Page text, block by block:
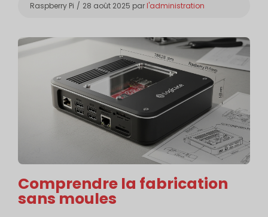
Catégories
Raspberry Pi 28 août 2025 par l'administration
Comprendre la fabrication
sans moules